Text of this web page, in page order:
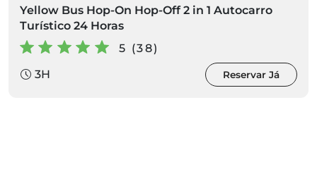
Yellow Bus Hop-On Hop-Off 2 in 1 Autocarro
Turístico 24 Horas
5 (38)
3H
Reservar Já